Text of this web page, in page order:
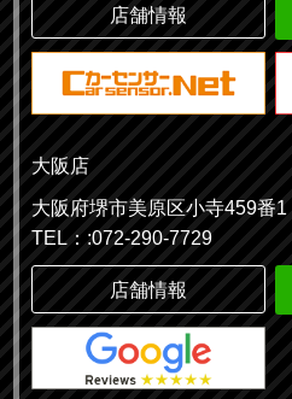
店舗情報
大阪店
大阪府堺市美原区小寺459番1
TEL：:072-290-7729
店舗情報